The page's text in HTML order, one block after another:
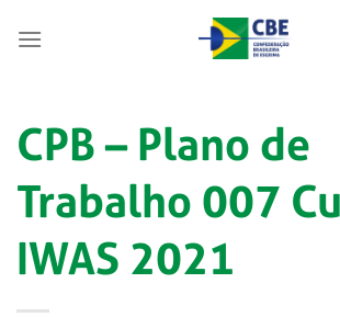
CPB – Plano de
Trabalho 007
IWAS 2021